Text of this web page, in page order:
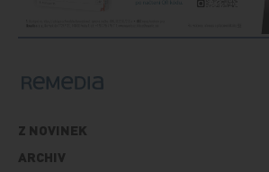
Z NOVINEK
ARCHIV